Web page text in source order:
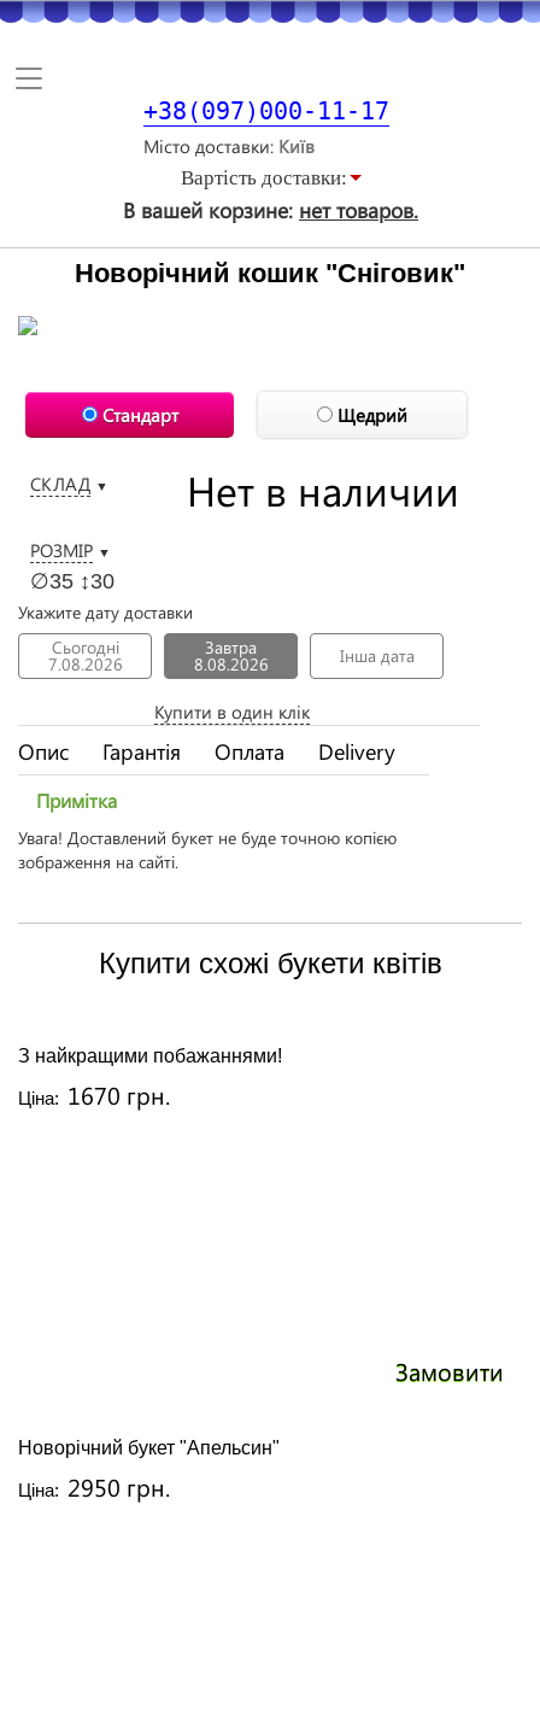
Toggle
+38(097)000-11-17
Місто доставки
Вартiсть доставки:
В вашей корзине: нет товаров.
Новорічний кошик "Сніговик"
Стандарт Щедрий
СКЛАД ▼
РОЗМІР ▼
∅35 ↕30
Нет в наличии
Укажите дату доставки
Сьогодні
7.08.2026
Завтра
8.08.2026 Інша дата
Купити в один клік
Опис Гарантія Оплата Delivery
Примітка
Увага! Доставлений букет не буде точною копією
зображення на сайті.
Купити схожі букети квітів
З найкращими побажаннями!
Ціна: 1670 грн.
Замовити
Новорічний букет "Апельсин"
Ціна: 2950 грн.